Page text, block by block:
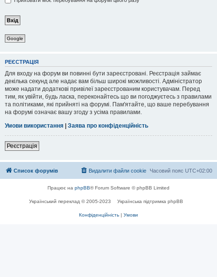
Google
РЕЄСТРАЦІЯ
Для входу на форум ви повинні бути зареєстровані. Реєстрація займає
декілька секунд але надає вам більш широкі можливості. Адміністратор
може надати додаткові привілеї зареєстрованим користувачам. Перед
тим, як увійти, будь ласка, переконайтесь що ви погоджуєтесь з правилами
та політиками, які прийняті на форумі. Пам'ятайте, що ваше перебування
на форумі означає вашу згоду з усіма правилами.
Умови використання | Заява про конфіденційність
Реєстрація
Список форумів Часовий пояс UTC+02:00
Видалити файли cookie
Працює на phpBB® Forum Software © phpBB Limited
Український переклад © 2005-2023 Українська підтримка phpBB
Конфіденційність | Умови